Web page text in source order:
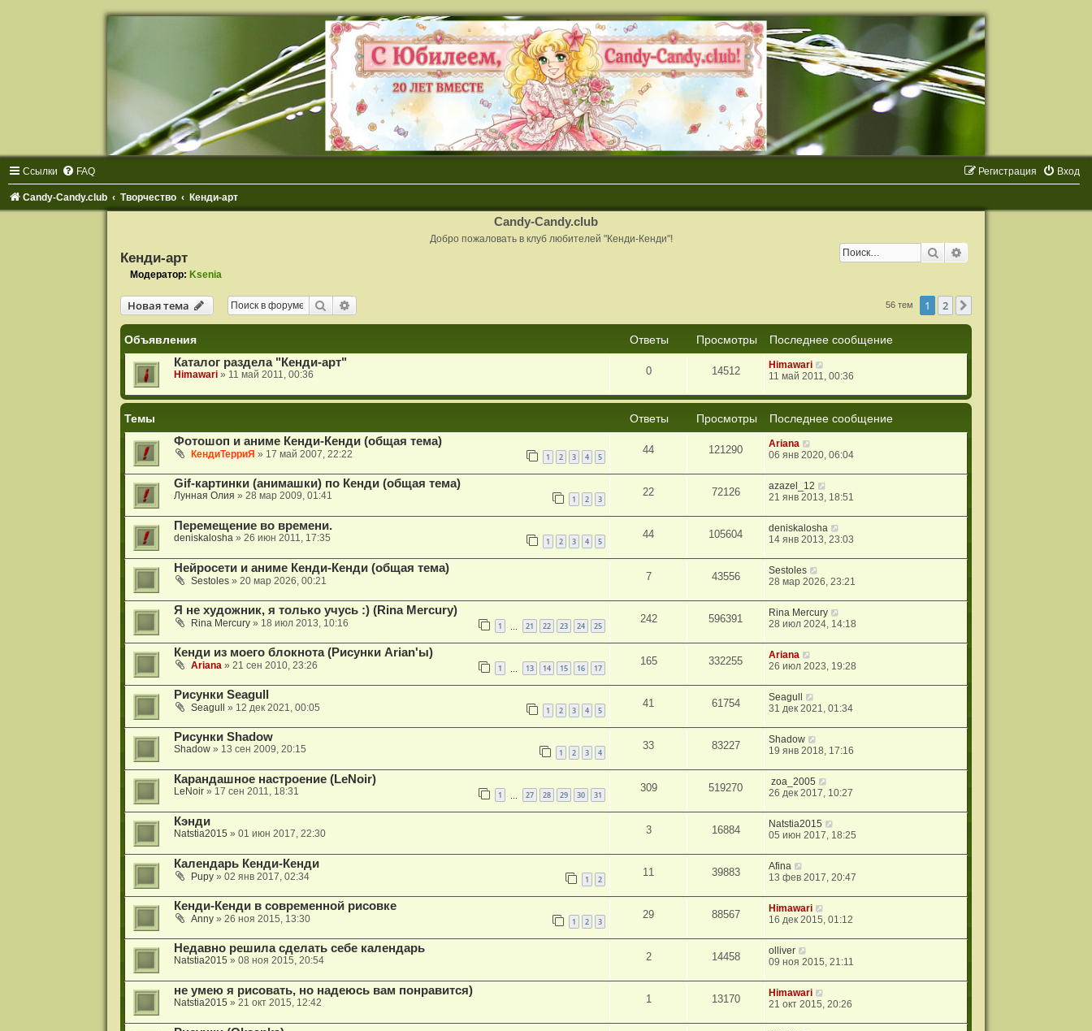
Ссылки FAQ Вход
Регистрация
Candy-Candy.club Творчество Кенди-арт
Candy-Candy.club
Добро пожаловать в клуб любителей "Кенди-Кенди"!
Поиск
Кенди-арт
Модератор: Ksenia
Новая тема Поиск 56 тем 1 2
Объявления Ответы Просмотры
Последнее сообщение
Каталог раздела "Кенди-арт"
Himawari» 11 май 2011, 00:36 0 14512
Himawari
11 май 2011, 00:36
Темы Ответы Просмотры
Последнее сообщение
Фотошоп и аниме Кенди-Кенди (общая тема)
КендиТерриЯ » 17 май 2007, 22:22 1 2 3 4 5
44 121290
Ariana
06 янв 2020, 06:04
Gif-картинки (анимашки) по Кенди (общая тема)
Лунная Олия » 28 мар 2009, 01:41 1 2 3
22 72126
azazel_12
21 янв 2013, 18:51
Перемещение во времени.
deniskalosha » 26 июн 2011, 17:35 1 2 3 4 5
44 105604
deniskalosha
14 янв 2013, 23:03
Нейросети и аниме Кенди-Кенди (общая тема)
Sestoles» 20 мар 2026, 00:21 7 43556
Sestoles
28 мар 2026, 23:21
Я не художник, я только учусь :) (Rina Mercury)
Rina Mercury» 18 июл 2013, 10:16 1 21 22 23 24 25
242 596391
Rina Mercury
28 июл 2024, 14:18
Кенди из моего блокнота (Рисунки Arian'ы)
Ariana » 21 сен 2010, 23:26 1 13 14 15 16 17
165 332255
Ariana
26 июл 2023, 19:28
Рисунки Seagull
Seagull » 12 дек 2021, 00:05 1 2 3 4 5
41 61754
Seagull
31 дек 2021, 01:34
Рисунки Shadow
Shadow» 13 сен 2009, 20:15 1 2 3 4
33 83227
Shadow
19 янв 2018, 17:16
Карандашное настроение (LeNoir)
LeNoir» 17 сен 2011, 18:31 1 27 28 29 30 31
309 519270
zoa_2005
26 дек 2017, 10:27
Кэнди
Natstia2015 » 01 июн 2017, 22:30 3 16884
Natstia2015
05 июн 2017, 18:25
Календарь Кенди-Кенди
Pupy» 02 янв 2017, 02:34 1 2
11 39883
Afina
13 фев 2017, 20:47
Кенди-Кенди в современной рисовке
Anny» 26 ноя 2015, 13:30 1 2 3
29 88567
Himawari
16 дек 2015, 01:12
Недавно решила сделать себе календарь
Natstia2015 » 08 ноя 2015, 20:54 2 14458
olliver
09 ноя 2015, 21:11
не умею я рисовать, но надеюсь вам понравится)
Natstia2015 » 21 окт 2015, 12:42 1 13170
Himawari
21 окт 2015, 20:26